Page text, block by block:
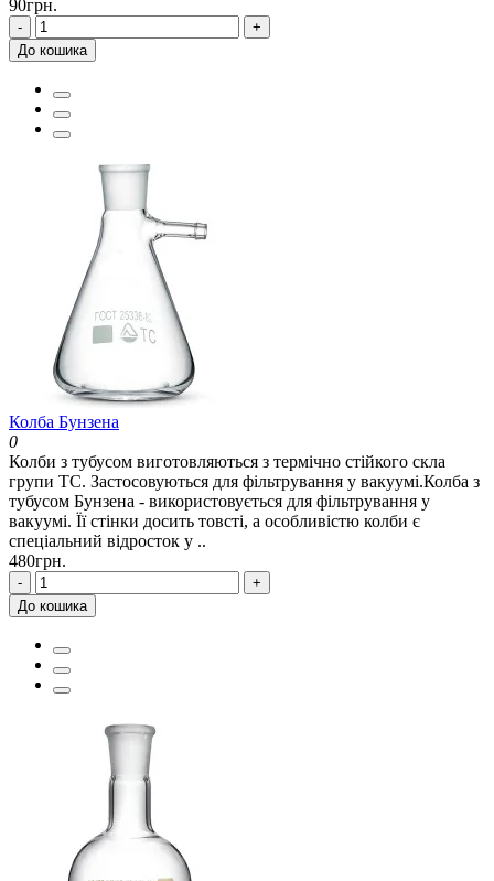
90грн.
-
+
До кошика
Колба Бунзена
0
Колби з тубусом виготовляються з термічно стійкого скла
групи ТС. Застосовуються для фільтрування у вакуумі.Колба з
тубусом Бунзена - використовується для фільтрування у
вакуумі. Її стінки досить товсті, а особливістю колби є
спеціальний відросток у ..
480грн.
-
+
До кошика